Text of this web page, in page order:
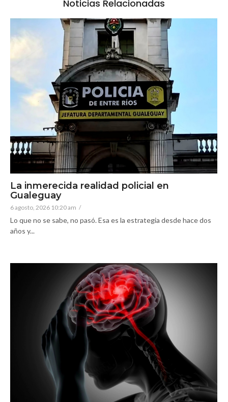
Noticias Relacionadas
La inmerecida realidad policial en
Gualeguay
6 agosto, 2026 10:20 am /
Lo que no se sabe, no pasó. Esa es la estrategia desde hace dos
años y...